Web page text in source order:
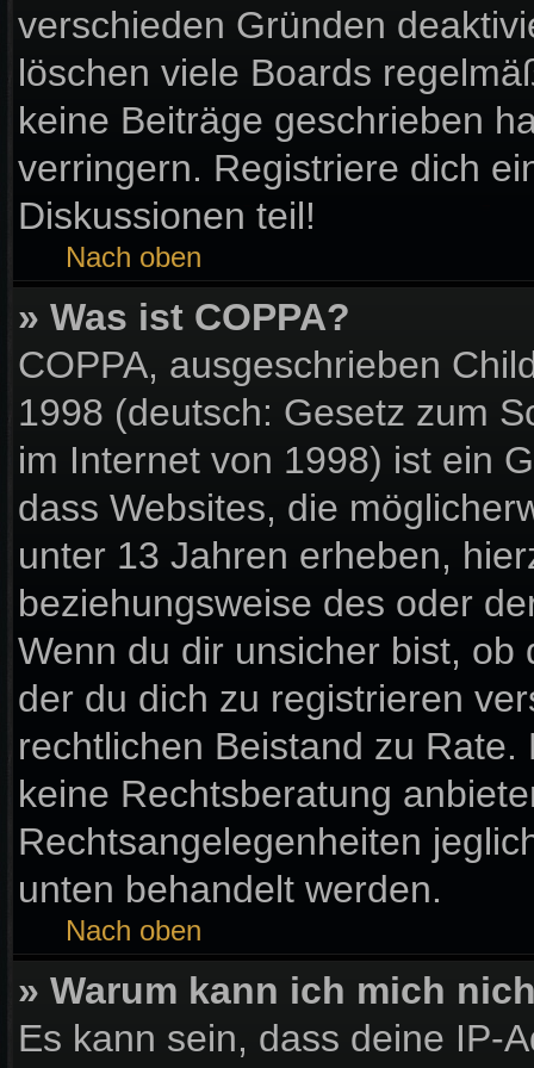
verschieden Gründen
löschen viele Boards
keine Beiträge geschrieben
verringern. Registriere dich
Diskussionen teil!
Nach oben
» Was ist COPPA?
COPPA, ausgeschrieben
1998 (deutsch: Gesetz zum
im Internet von 1998) ist ein
dass Websites, die
unter 13 Jahren erheben,
beziehungsweise des oder
Wenn du dir unsicher bist,
der du dich zu registrieren
rechtlichen Beistand zu
keine Rechtsberatung
Rechtsangelegenheiten
unten behandelt werden.
Nach oben
» Warum kann ich mich
Es kann sein, dass deine IP-